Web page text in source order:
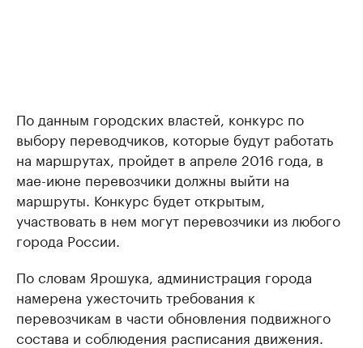
По данным городских властей, конкурс по
выбору переводчиков, которые будут работать
на маршрутах, пройдет в апреле 2016 года, в
мае-июне перевозчики должны выйти на
маршруты. Конкурс будет открытым,
участвовать в нем могут перевозчики из любого
города России.
По словам Ярошука, администрация города
намерена ужесточить требования к
перевозчикам в части обновления подвижного
состава и соблюдения расписания движения.